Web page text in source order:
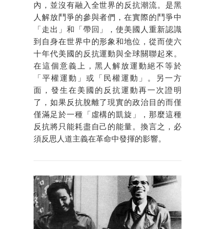
內，並沒有融入全世界的反抗潮流。是黑
人解放鬥爭的參與者們，在實際的鬥爭中
「走出」和「帶回」，使美國人重新認識
到自身在世界中的形象和地位，從而使六
十年代美國的反抗運動與全球關聯起來。
在這個意義上，黑人解放運動絕不等於
「平權運動」或「民權運動」。另一方
面，發生在美國的反抗運動再一次證明
了，如果反抗脫離了現實的政治目的而僅
僅滿足於一種「虛構的凱旋」，那麼這種
反抗將只能耗盡自己的能量。換言之，必
須反思人道主義在革命中發揮的影響。